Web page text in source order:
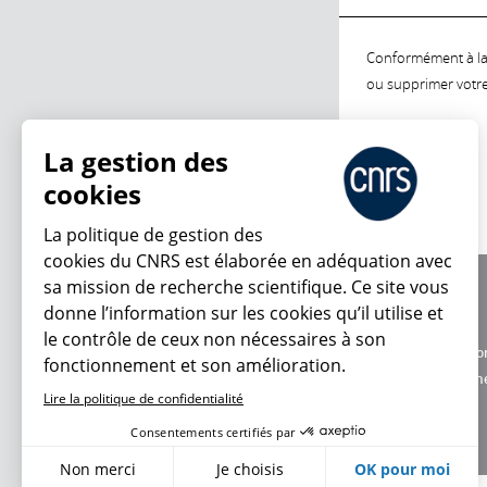
Conformément à
ou supprimer
Charte
Données
La gestion des
cookies
La politique de gestion des
cookies du CNRS est élaborée en adéquation avec
sa mission de recherche scientifique. Ce site vous
donne l’information sur les cookies qu’il utilise et
le contrôle de ceux non nécessaires à son
fonctionnement et son amélioration.
Lire la politique de confidentialité
Consentements certifiés par
Non merci Je choisis OK pour moi